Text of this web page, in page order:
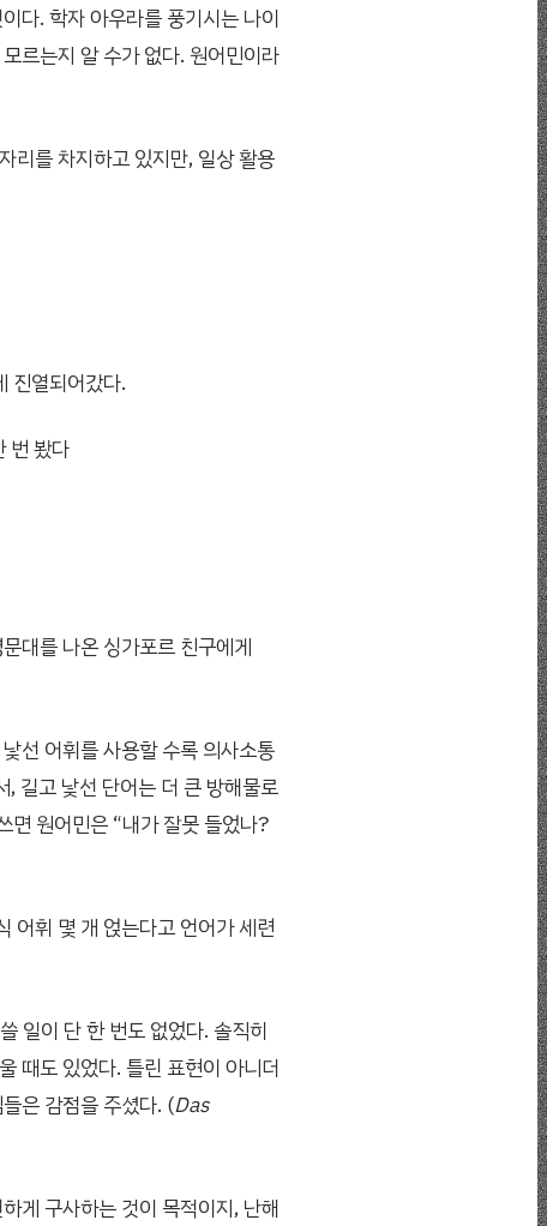
다. 학자 아우라를 풍기시는 나이
르는지 알 수가 없다. 원어민이라
리를 차지하고 있지만, 일상 활용
진열되어갔다.
번 봤다
대를 나온 싱가포르 친구에게
선 어휘를 사용할 수록 의사소통
길고 낯선 단어는 더 큰 방해물로
원어민은 “내가 잘못 들었나?
어휘 몇 개 얹는다고 언어가 세련
일이 단 한 번도 없었다. 솔직히
때도 있었다. 틀린 표현이 아니더
은 감점을 주셨다. (Das
게 구사하는 것이 목적이지, 난해